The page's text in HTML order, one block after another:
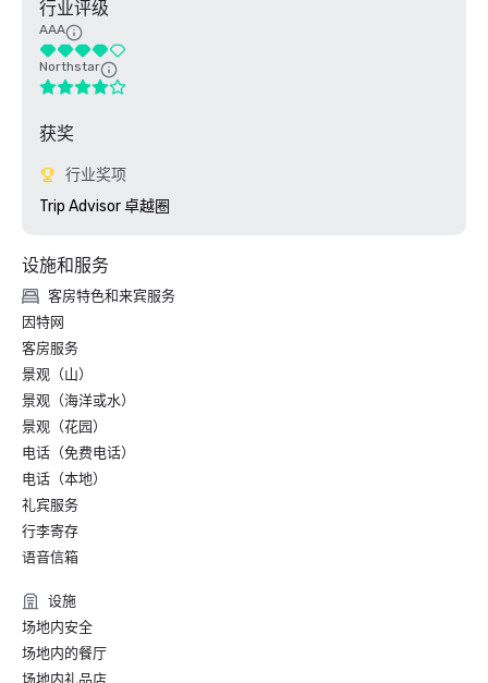
行业评级
AAA
Northstar
获奖
行业奖项
Trip Advisor 卓越圈
设施和服务
客房特色和来宾服务
因特网
客房服务
景观（山）
景观（海洋或水）
景观（花园）
电话（免费电话）
电话（本地）
礼宾服务
行李寄存
语音信箱
设施
场地内安全
场地内的餐厅
场地内礼品店